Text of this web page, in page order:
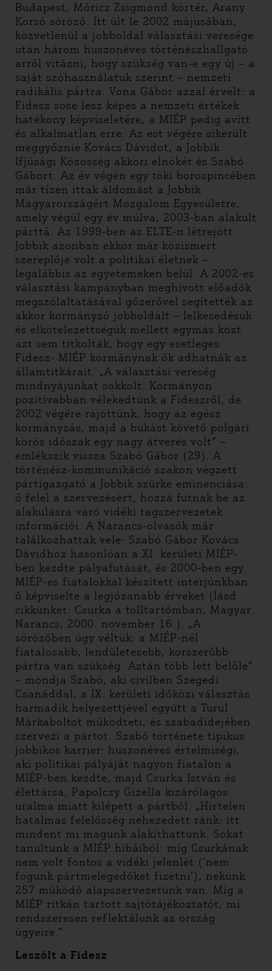
Budapest, Móricz Zsigmond körtér, Arany
Korsó söröző. Itt ült le 2002 májusában,
közvetlenül a jobboldal választási veresége
után három huszonéves történészhallgató
arról vitázni, hogy szükség van-e egy új – a
saját szóhasználatuk szerint – nemzeti
radikális pártra. Vona Gábor azzal érvelt: a
Fidesz sose lesz képes a nemzeti értékek
hatékony képviseletére, a MIÉP pedig avítt
és alkalmatlan erre. Az est végére sikerült
meggyőznie Kovács Dávidot, a Jobbik
Ifjúsági Közösség akkori elnökét és Szabó
Gábort. Az év végén egy töki borospincében
már tízen ittak áldomást a Jobbik
Magyarországért Mozgalom Egyesületre,
amely végül egy év múlva, 2003-ban alakult
párttá. Az 1999-ben az ELTE-n létrejött
Jobbik azonban ekkor már közismert
szereplője volt a politikai életnek –
legalábbis az egyetemeken belül. A 2002-es
választási kampányban meghívott előadók
megszólaltatásával gőzerővel segítették az
akkor kormányzó jobboldalt – lelkesedésük
és elkötelezettségük mellett egymás közt
azt sem titkolták, hogy egy esetleges
Fidesz- MIÉP kormánynak ők adhatnák az
államtitkárait. „A választási vereség
mindnyájunkat sokkolt. Kormányon
pozitívabban vélekedtünk a Fideszről, de
2002 végére rájöttünk, hogy az egész
kormányzás, majd a bukást követő polgári
körös időszak egy nagy átverés volt” –
emlékszik vissza Szabó Gábor (29). A
történész-kommunikáció szakon végzett
pártigazgató a Jobbik szürke eminenciása:
ő felel a szervezésért, hozzá futnak be az
alakulásra váró vidéki tagszervezetek
információi. A Narancs-olvasók már
találkozhattak vele: Szabó Gábor Kovács
Dávidhoz hasonlóan a XI. kerületi MIÉP-
ben kezdte pályafutását, és 2000-ben egy
MIÉP-es fiatalokkal készített interjúnkban
ő képviselte a legjózanabb érveket (lásd
cikkünket: Csurka a tolltartómban, Magyar
Narancs, 2000. november 16.). „A
sörözőben úgy véltük: a MIÉP-nél
fiatalosabb, lendületesebb, korszerűbb
pártra van szükség. Aztán több lett belőle”
– mondja Szabó, aki civilben Szegedi
Csanáddal, a IX. kerületi időközi választás
harmadik helyezettjével együtt a Turul
Márkaboltot működteti, és szabadidejében
szervezi a pártot. Szabó története tipikus
jobbikos karrier: huszonéves értelmiségi,
aki politikai pályáját nagyon fiatalon a
MIÉP-ben kezdte, majd Csurka István és
élettársa, Papolczy Gizella kizárólagos
uralma miatt kilépett a pártból. „Hirtelen
hatalmas felelősség nehezedett ránk: itt
mindent mi magunk alakíthattunk. Sokat
tanultunk a MIÉP hibáiból: míg Csurkának
nem volt fontos a vidéki jelenlét (‘nem
fogunk pártmelegedőket fizetni’), nekünk
257 működő alapszervezetünk van. Míg a
MIÉP ritkán tartott sajtótájékoztatót, mi
rendszeresen reflektálunk az ország
ügyeire.”
Leszólt a Fidesz